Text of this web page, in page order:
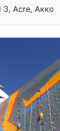
3, Acre, Акко